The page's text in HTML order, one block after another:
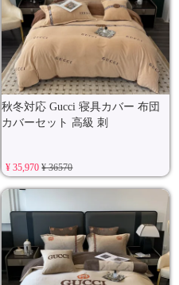
秋冬対応 Gucci 寝具カバー 布団
カバーセット 高級 刺
¥ 35,970¥ 36570